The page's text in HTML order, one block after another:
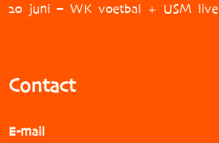
20 juni – WK voetbal + USM live
Contact
E-mail